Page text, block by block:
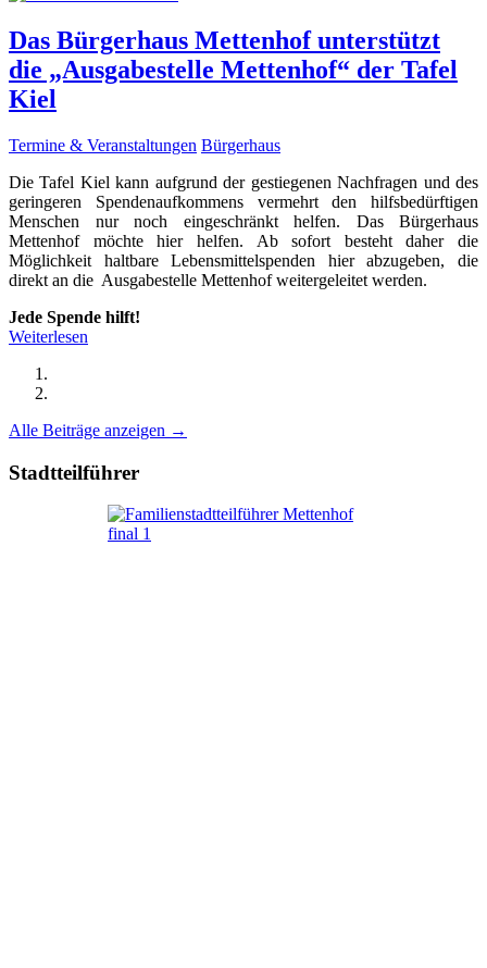
Das Bürgerhaus Mettenhof unterstützt
die „Ausgabestelle Mettenhof“ der Tafel
Kiel
Termine & Veranstaltungen Bürgerhaus
Die Tafel Kiel kann aufgrund der gestiegenen Nachfragen und des
geringeren Spendenaufkommens vermehrt den hilfsbedürftigen
Menschen nur noch eingeschränkt helfen. Das Bürgerhaus
Mettenhof möchte hier helfen. Ab sofort besteht daher die
Möglichkeit haltbare Lebensmittelspenden hier abzugeben, die
direkt an die Ausgabestelle Mettenhof weitergeleitet werden.
Jede Spende hilft!
Weiterlesen
Alle Beiträge anzeigen →
Stadtteilführer